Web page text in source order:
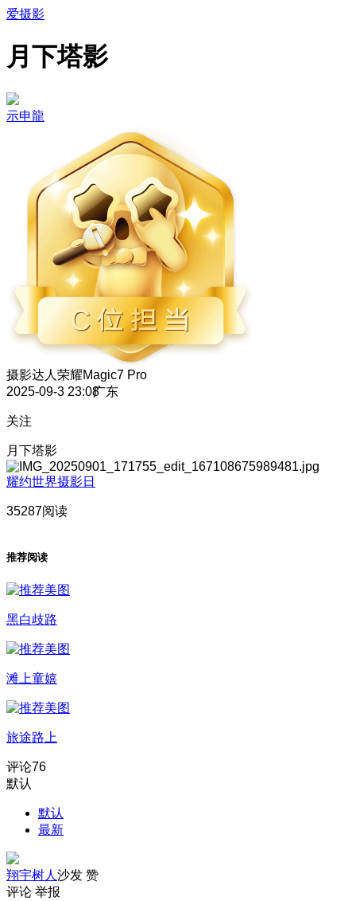
爱摄影
月下塔影
示申龍
摄影达人 荣耀Magic7 Pro
2025-09-3 23:08广东
关注
月下塔影
耀约世界摄影日
35287阅读
推荐阅读
黑白歧路
滩上童嬉
旅途路上
评论76
默认
默认
最新
翔宇树人 沙发 赞
评论 举报